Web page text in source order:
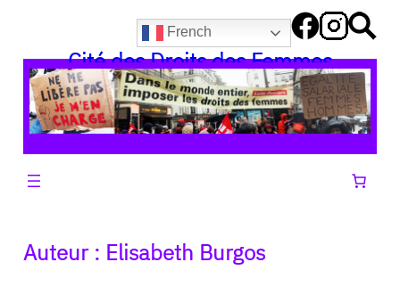
contenu
French
Cité des Droits des Femmes
Auteur : Elisabeth Burgos